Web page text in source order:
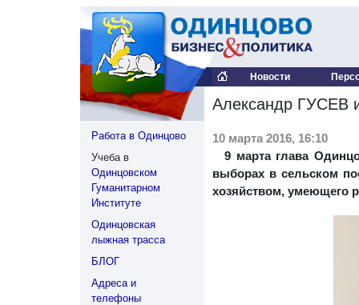
Новости
Работа в Одинцово
Учеба в
Одинцовском
Гуманитарном
Институте
Одинцовская
лыжная трасса
БЛОГ
Адреса и
телефоны
Александр ГУСЕВ
10 марта 2016, 16:10
9 марта глава
выборах в сельском
хозяйством, умеющего